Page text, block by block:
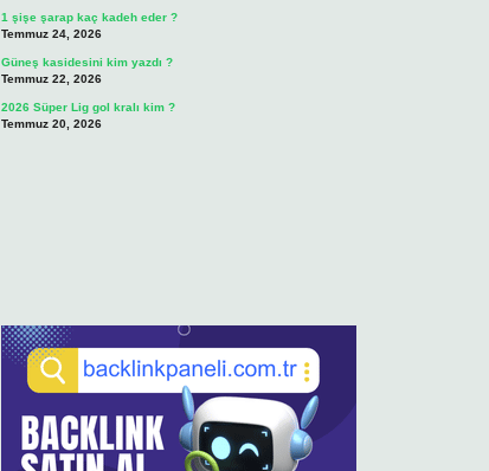
1 şişe şarap kaç kadeh eder ?
Temmuz 24, 2026
Güneş kasidesini kim yazdı ?
Temmuz 22, 2026
2026 Süper Lig gol kralı kim ?
Temmuz 20, 2026